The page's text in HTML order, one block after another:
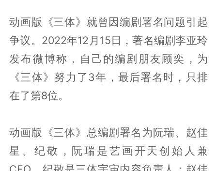
动画版《三体》就曾因编剧署名问题引起
争议。2022年12月15日，著名编剧李亚玲
发布微博称，自己的编剧朋友顾奕，为
《三体》努力了3年，最后署名时，只排
在了第8位。
动画版《三体》总编剧署名为阮瑞、赵佳
星、纪敬，阮瑞是艺画开天创始人兼